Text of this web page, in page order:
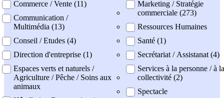
Commerce / Vente (11)
Communication /
Multimédia (13)
Conseil / Etudes (4)
Direction d'entreprise (1)
Espaces verts et naturels /
Agriculture / Pêche / Soins aux
animaux
Marketing / Stratégie
commerciale (273)
Ressources Humaines
Santé (1)
Secrétariat / Assistanat (4)
Services à la personne / à la
collectivité (2)
Spectacle